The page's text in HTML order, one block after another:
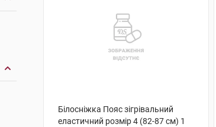
Білосніжка Пояс зігрівальний
еластичний розмір 4 (82-87 см) 1